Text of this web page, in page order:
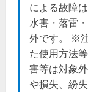
による故障
水害・落雷
外です。 ※
た使用方法
害等は対象
や損失、紛